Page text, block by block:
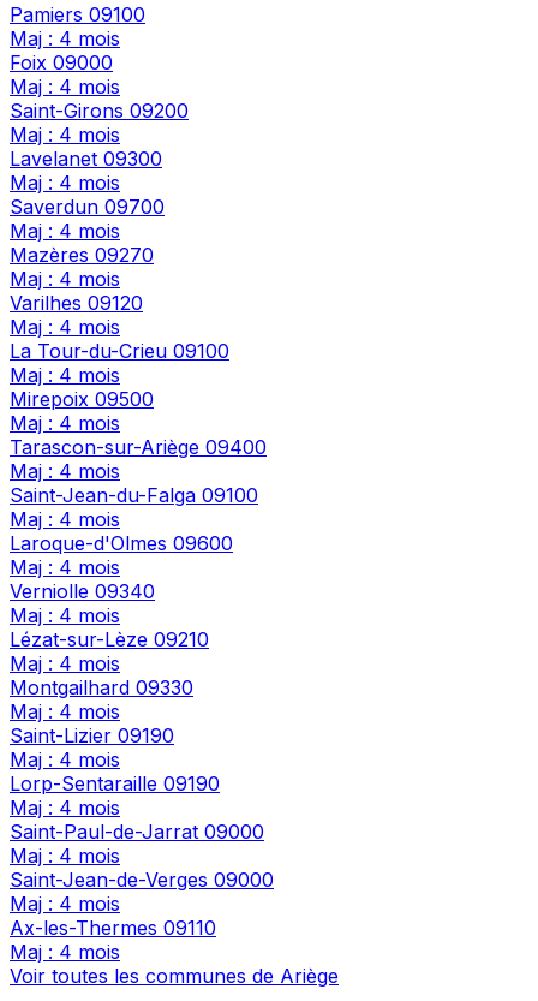
Pamiers 09100
Maj : 4 mois
Foix 09000
Maj : 4 mois
Saint-Girons 09200
Maj : 4 mois
Lavelanet 09300
Maj : 4 mois
Saverdun 09700
Maj : 4 mois
Mazères 09270
Maj : 4 mois
Varilhes 09120
Maj : 4 mois
La Tour-du-Crieu 09100
Maj : 4 mois
Mirepoix 09500
Maj : 4 mois
Tarascon-sur-Ariège 09400
Maj : 4 mois
Saint-Jean-du-Falga 09100
Maj : 4 mois
Laroque-d'Olmes 09600
Maj : 4 mois
Verniolle 09340
Maj : 4 mois
Lézat-sur-Lèze 09210
Maj : 4 mois
Montgailhard 09330
Maj : 4 mois
Saint-Lizier 09190
Maj : 4 mois
Lorp-Sentaraille 09190
Maj : 4 mois
Saint-Paul-de-Jarrat 09000
Maj : 4 mois
Saint-Jean-de-Verges 09000
Maj : 4 mois
Ax-les-Thermes 09110
Maj : 4 mois
Voir toutes les communes de Ariège